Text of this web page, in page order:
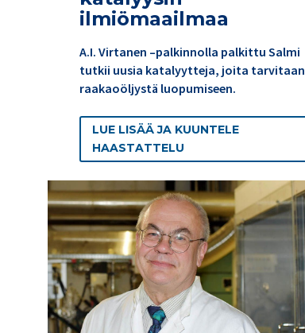
ilmiömaailmaa
A.I. Virtanen –palkinnolla palkittu Salmi
tutkii uusia katalyytteja, joita tarvitaan
raakaoöljystä luopumiseen.
LUE LISÄÄ JA KUUNTELE
HAASTATTELU